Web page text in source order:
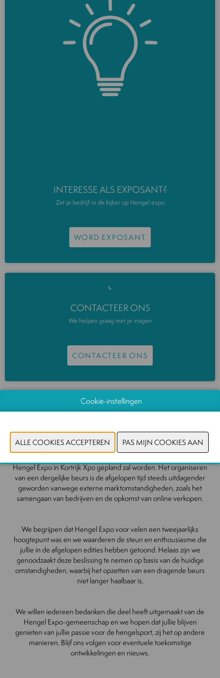
INTERESSE ALS EXPOSANT?
Zet je bedrijf in de kijker op Hengel expo
WORD EXPOSANT
CONTACTEER ONS
We helpen graag met je vragen
CONTACTEER ONS
Hengel Expo in Kortrijk Xpo gepland zal worden. Het organiseren
van een dergelijke beurs is de afgelopen tijd steeds uitdagender
geworden vanwege externe marktomstandigheden, zoals het
samengaan van bedrijven en de opkomst van online verkopen.
We begrijpen dat Hengel Expo voor velen een tweejaarlijks
hoogtepunt was en we waarderen de steun en enthousiasme die
jullie in de afgelopenedities hebben getoond. Helaas zijn we
genoodzaakt deze beslissing te nemen op basis van de huidige
omstandigheden, waarbij het opzetten van een dragende beurs
niet langer haalbaar is.
We willen iedereen bedanken die deel heeft uitgemaakt van de
Hengel Expo-gemeenschap en we hopen dat jullie blijven
genieten van jullie passie voor de hengelsport, zij het op andere
manieren. Blijf ons volgen voor eventuele toekomstige
ontwikkelingen en nieuws.
Cookie-instellingen